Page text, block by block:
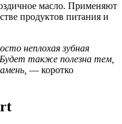
масло. Применяют
продуктов питания и
неплохая зубная
также полезна тем,
— коротко